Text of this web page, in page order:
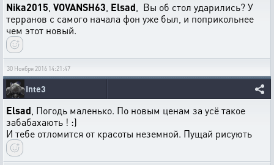
Nika2015 VOVANSH63 Elsad , Вы об стол ударились? У
терранов с самого начала фон уже был, и поприкольнее
чем этот новый.
30 Ноября 2016 14:21:47
Inte3
Elsad , Погодь маленько. По новым ценам за усё такое
забабахають ! :)
И тебе отломится от красоты неземной. Пущай рисують